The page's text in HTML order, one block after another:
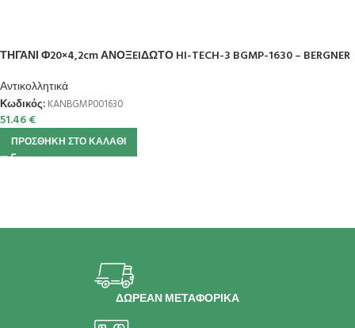
ΤΗΓΑΝΙ Φ20×4,2cm ΑΝΟΞEIΔΩΤΟ HI-TECH-3 BGMP-1630 – BERGNER
Αντικολλητικά
Κωδικός: KANBGMP001630
51.46€
ΠΡΟΣΘΉΚΗ ΣΤΟ ΚΑΛΆΘΙ
ΔΩΡΕΑΝ ΜΕΤΑΦΟΡΙΚΑ